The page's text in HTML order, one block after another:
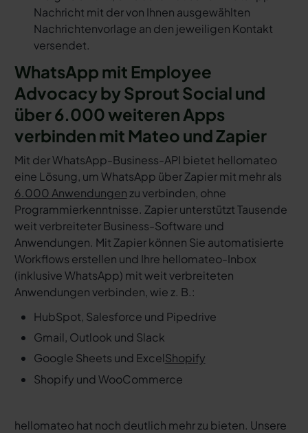
Nachricht mit der von Ihnen ausgewählten
Nachrichtenvorlage an den jeweiligen Kontakt
versendet.
WhatsApp mit Employee
Advocacy by Sprout Social und
über 6.000 weiteren Apps
verbinden mit Mateo und Zapier
Mit der WhatsApp-Business-API bietet hellomateo
eine Lösung, um WhatsApp über Zapier mit mehr als
6.000 Anwendungenzu verbinden, ohne
Programmierkenntnisse. Zapier unterstützt Tausende
weit verbreiteter Business-Software und
Anwendungen. Mit Zapier können Sie automatisierte
Workflows erstellen und Ihre hellomateo-Inbox
(inklusive WhatsApp) mit weit verbreiteten
Anwendungen verbinden, wie z. B.:
HubSpot, Salesforce und Pipedrive
Gmail, Outlook und Slack
Google Sheets und ExcelShopify
Shopify und WooCommerce
hellomateo hat noch deutlich mehr zu bieten. Unsere